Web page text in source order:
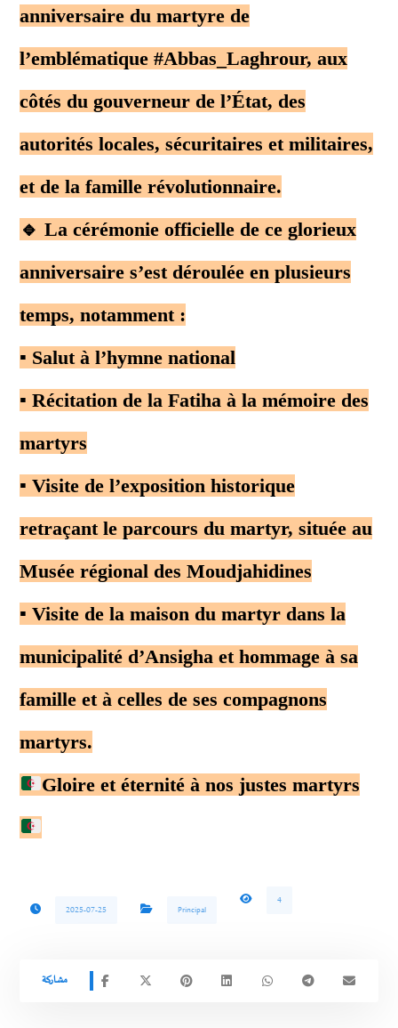
anniversaire du martyre de
l’emblématique #Abbas_Laghrour, aux
côtés du gouverneur de l’État, des
autorités locales, sécuritaires et militaires,
et de la famille révolutionnaire.
🔹 La cérémonie officielle de ce glorieux
anniversaire s’est déroulée en plusieurs
temps, notamment :
▪️ Salut à l’hymne national
▪️ Récitation de la Fatiha à la mémoire des
martyrs
▪️ Visite de l’exposition historique
retraçant le parcours du martyr, située au
Musée régional des Moudjahidines
▪️ Visite de la maison du martyr dans la
municipalité d’Ansigha et hommage à sa
famille et à celles de ses compagnons
martyrs.
Gloire et éternité à nos justes martyrs
2025-07-25 Principal
4